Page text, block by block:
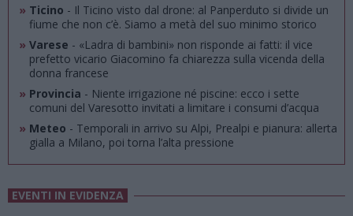
» Ticino - Il Ticino visto dal drone: al Panperduto si divide un
fiume che non c’è. Siamo a metà del suo minimo storico
» Varese - «Ladra di bambini» non risponde ai fatti: il vice
prefetto vicario Giacomino fa chiarezza sulla vicenda della
donna francese
» Provincia - Niente irrigazione né piscine: ecco i sette
comuni del Varesotto invitati a limitare i consumi d’acqua
» Meteo - Temporali in arrivo su Alpi, Prealpi e pianura: allerta
gialla a Milano, poi torna l’alta pressione
EVENTI IN EVIDENZA